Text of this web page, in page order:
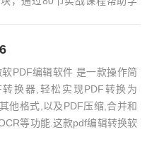
趋势解析：兴趣电商大势所
PDF编辑软件 是一款操作简
换器,轻松实现PDF转换为
他格式,以及PDF压缩,合并和
等功能.这款pdf编辑转换软